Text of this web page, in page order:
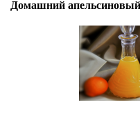
Домашний